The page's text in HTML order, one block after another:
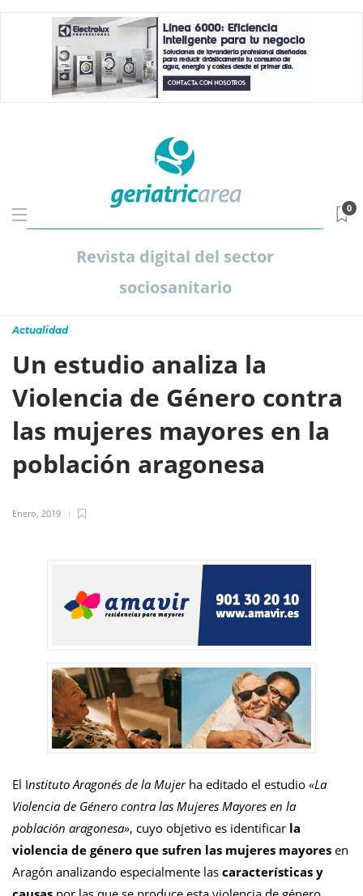
Revista digital del sector
sociosanitario
0
Actualidad
Un estudio analiza la
Violencia de Género contra
las mujeres mayores en la
población aragonesa
Enero, 2019
El Instituto Aragonés de la Mujerha editado el estudio «La
Violencia de Género contra las Mujeres Mayores en la
población aragonesa», cuyo objetivo es identificar la
violencia de género que sufren las mujeres mayores en
Aragón analizando especialmente las características y